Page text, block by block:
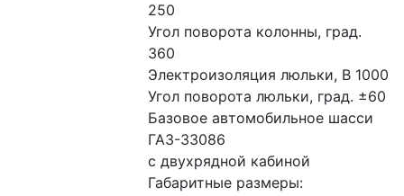
250
Угол поворота колонны, град.
360
Электроизоляция люльки, В 1000
Угол поворота люльки, град. ±60
Базовое автомобильное шасси
ГАЗ-33086
с двухрядной кабиной
Габаритные размеры: